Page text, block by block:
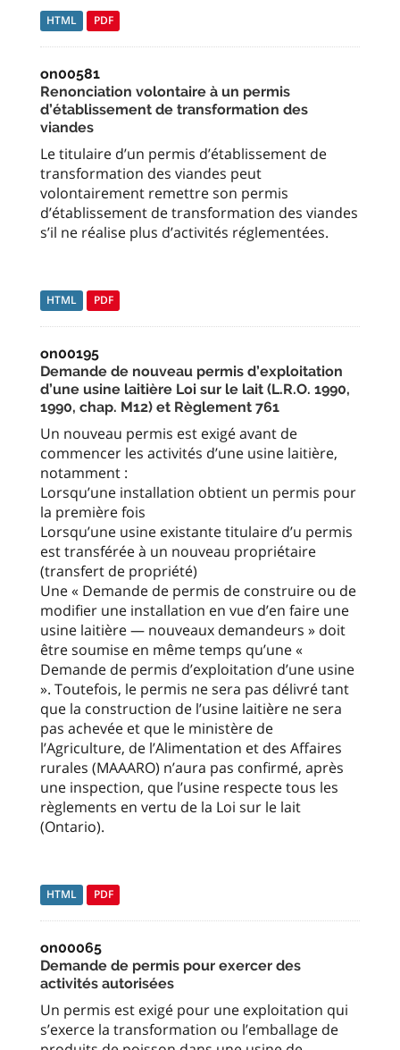
HTML PDF
on00581
Renonciation volontaire à un permis
d’établissement de transformation des
viandes
Le titulaire d’un permis d’établissement de
transformation des viandes peut
volontairement remettre son permis
d’établissement de transformation des viandes
s’il ne réalise plus d’activités réglementées.
HTML PDF
on00195
Demande de nouveau permis d’exploitation
d’une usine laitière Loi sur le lait (L.R.O. 1990,
1990, chap. M12) et Règlement 761
Un nouveau permis est exigé avant de
commencer les activités d’une usine laitière,
notamment :
Lorsqu’une installation obtient un permis pour
la première fois
Lorsqu’une usine existante titulaire d’u permis
est transférée à un nouveau propriétaire
(transfert de propriété)
Une « Demande de permis de construire ou de
modifier une installation en vue d’en faire une
usine laitière — nouveaux demandeurs » doit
être soumise en même temps qu’une «
Demande de permis d’exploitation d’une usine
». Toutefois, le permis ne sera pas délivré tant
que la construction de l’usine laitière ne sera
pas achevée et que le ministère de
l’Agriculture, de l’Alimentation et des Affaires
rurales (MAAARO) n’aura pas confirmé, après
une inspection, que l’usine respecte tous les
règlements en vertu de la Loi sur le lait
(Ontario).
HTML PDF
on00065
Demande de permis pour exercer des
activités autorisées
Un permis est exigé pour une exploitation qui
s’exerce la transformation ou l’emballage de